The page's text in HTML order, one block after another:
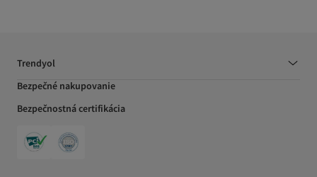
Trendyol
Bezpečné nakupovanie
Bezpečnostná certifikácia